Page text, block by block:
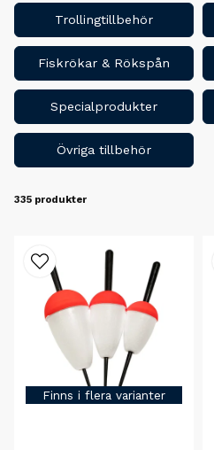
Trollingtillbehör
Fiskrökar & Rökspån
Specialprodukter
Övriga tillbehör
335 produkter
Finns i flera varianter